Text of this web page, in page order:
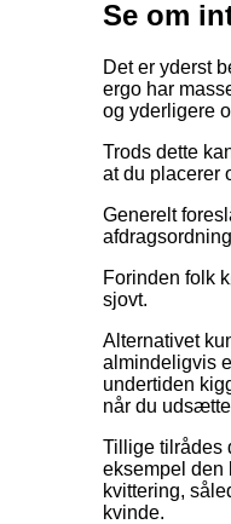
Se om
Det er yderst
ergo har
og yderligere
Trods dette
at du placerer
Generelt
Forinden folk
sjovt.
Alternativet
almindeligvis
undertiden
når du
Tillige tilrådes
eksempel den
kvittering,
kvinde.